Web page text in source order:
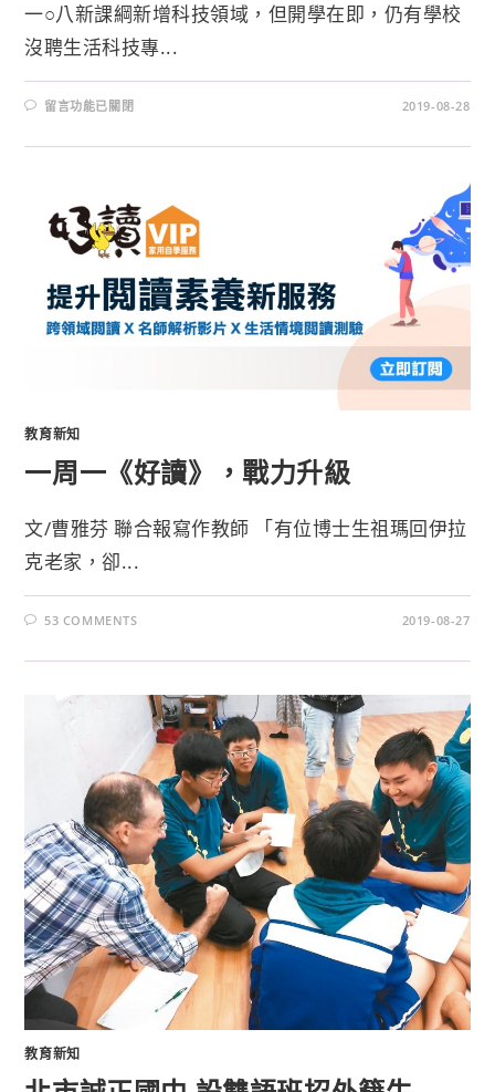
一○八新課綱新增科技領域，但開學在即，仍有學校
沒聘生活科技專...
留言功能已關閉 2019-08-28
教育新知
一周一《好讀》，戰力升級
文/曹雅芬 聯合報寫作教師 「有位博士生祖瑪回伊拉
克老家，卻...
53 COMMENTS 2019-08-27
教育新知